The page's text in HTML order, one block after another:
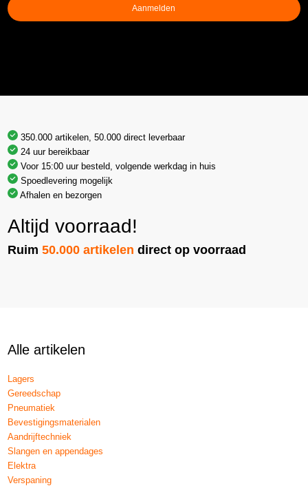
Aanmelden
350.000 artikelen, 50.000 direct leverbaar
24 uur bereikbaar
Voor 15:00 uur besteld, volgende werkdag in huis
Spoedlevering mogelijk
Afhalen en bezorgen
Altijd voorraad!
Ruim50.000 artikelen direct op voorraad
Alle artikelen
Lagers
Gereedschap
Pneumatiek
Bevestigingsmaterialen
Aandrijftechniek
Slangen en appendages
Elektra
Verspaning